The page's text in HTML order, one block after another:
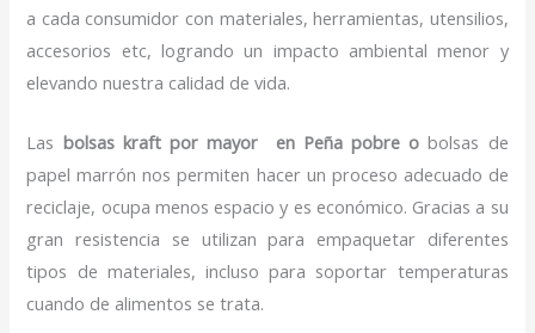
a cada consumidor con materiales, herramientas, utensilios,
accesorios etc, logrando un impacto ambiental menor y
elevando nuestra calidad de vida.
Las bolsas kraft por mayor en Peña pobre o bolsas de
papel marrón nos permiten hacer un proceso adecuado de
reciclaje, ocupa menos espacio y es económico. Gracias a su
gran resistencia se utilizan para empaquetar diferentes
tipos de materiales, incluso para soportar temperaturas
cuando de alimentos se trata.